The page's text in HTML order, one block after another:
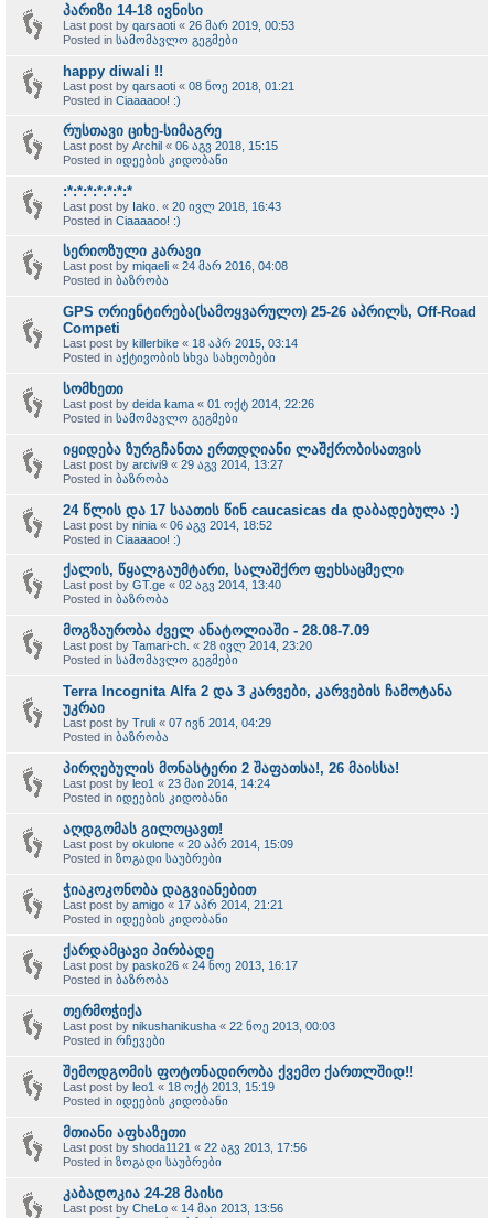
პარიზი 14-18 ივნისი
Last post by qarsaoti « 26 მარ 2019, 00:53
Posted in სამომავლო გეგმები
happy diwali !!
Last post by qarsaoti « 08 ნოე 2018, 01:21
Posted in Ciaaaaoo! :)
რუსთავი ციხე-სიმაგრე
Last post by Archil « 06 აგვ 2018, 15:15
Posted in იდეების კიდობანი
:*:*:*:*:*:*:*
Last post by Iako. « 20 ივლ 2018, 16:43
Posted in Ciaaaaoo! :)
სერიოზული კარავი
Last post by miqaeli « 24 მარ 2016, 04:08
Posted in ბაზრობა
GPS ორიენტირება(სამოყვარულო) 25-26 აპრილს, Off-Road
Competi
Last post by killerbike « 18 აპრ 2015, 03:14
Posted in აქტივობის სხვა სახეობები
სომხეთი
Last post by deida kama « 01 ოქტ 2014, 22:26
Posted in სამომავლო გეგმები
იყიდება ზურგჩანთა ერთდღიანი ლაშქრობისათვის
Last post by arcivi9 « 29 აგვ 2014, 13:27
Posted in ბაზრობა
24 წლის და 17 საათის წინ caucasicas da დაბადებულა :)
Last post by ninia « 06 აგვ 2014, 18:52
Posted in Ciaaaaoo! :)
ქალის, წყალგაუმტარი, სალაშქრო ფეხსაცმელი
Last post by GT.ge « 02 აგვ 2014, 13:40
Posted in ბაზრობა
მოგზაურობა ძველ ანატოლიაში - 28.08-7.09
Last post by Tamari-ch. « 28 ივლ 2014, 23:20
Posted in სამომავლო გეგმები
Terra Incognita Alfa 2 და 3 კარვები, კარვების ჩამოტანა
უკრაი
Last post by Truli « 07 ივნ 2014, 04:29
Posted in ბაზრობა
პირღებულის მონასტერი 2 შაფათსა!, 26 მაისსა!
Last post by leo1 « 23 მაი 2014, 14:24
Posted in იდეების კიდობანი
აღდგომას გილოცავთ!
Last post by okulone « 20 აპრ 2014, 15:09
Posted in ზოგადი საუბრები
ჭიაკოკონობა დაგვიანებით
Last post by amigo « 17 აპრ 2014, 21:21
Posted in იდეების კიდობანი
ქარდამცავი პირბადე
Last post by pasko26 « 24 ნოე 2013, 16:17
Posted in ბაზრობა
თერმოჭიქა
Last post by nikushanikusha « 22 ნოე 2013, 00:03
Posted in რჩევები
შემოდგომის ფოტონადირობა ქვემო ქართლშიდ!!
Last post by leo1 « 18 ოქტ 2013, 15:19
Posted in იდეების კიდობანი
მთიანი აფხაზეთი
Last post by shoda1121 « 22 აგვ 2013, 17:56
Posted in ზოგადი საუბრები
კაბადოკია 24-28 მაისი
Last post by CheLo « 14 მაი 2013, 13:56